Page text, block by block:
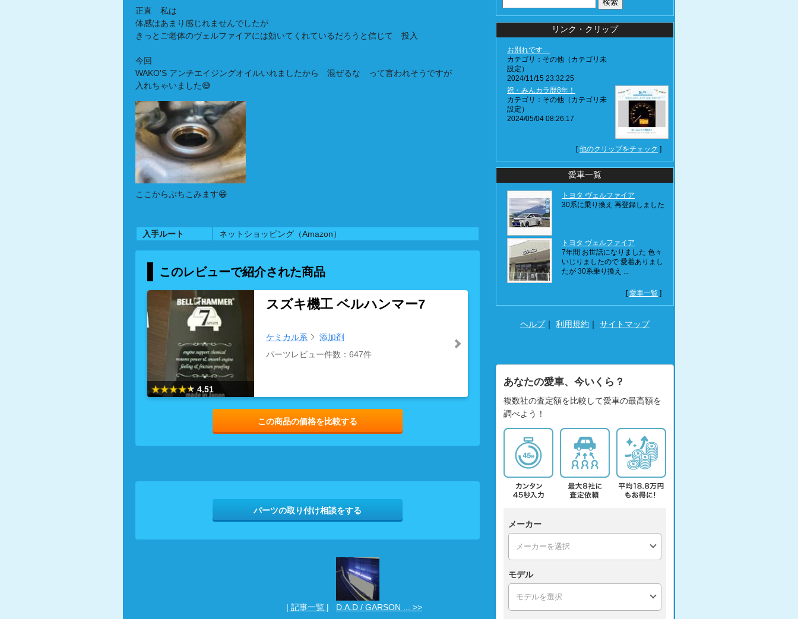
正直 私は
体感はあまり感じれませんでしたが
きっとご老体のヴェルファイアには効いてくれているだろうと信じて 投入
今回
WAKO'S アンチエイジングオイルいれましたから 混ぜるな って言われそうですが
入れちゃいました😅
ここからぶちこみます😁
入手ルート ネットショッピング（Amazon）
このレビューで紹介された商品
4.51
スズキ機工 ベルハンマー7
ケミカル系
添加剤
パーツレビュー件数：647件
この商品の価格を比較する
パーツの取り付け相談をする
| 記事一覧 | D.A.D / GARSON ... >>
リンク・クリップ
お別れです…
カテゴリ：その他（カテゴリ未
設定）
2024/11/15 23:32:25
祝・みんカラ歴8年！
カテゴリ：その他（カテゴリ未
設定）
2024/05/04 08:26:17
[他のクリップをチェック ]
愛車一覧
トヨタ ヴェルファイア
30系に乗り換え 再登録しました
トヨタ ヴェルファイア
7年間 お世話になりました 色々
いじりましたので 愛着ありまし
たが 30系乗り換え ...
[愛車一覧 ]
ヘルプ｜ 利用規約 ｜ サイトマップ
あなたの愛車、今いくら？
複数社の査定額を比較して愛車の最高額を
調べよう！
メーカー
モデル